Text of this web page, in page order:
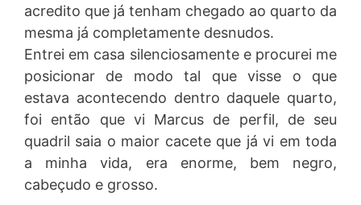
acredito que já tenham chegado ao quarto da
mesma já completamente desnudos.
Entrei em casa silenciosamente e procurei me
posicionar de modo tal que visse o que
estava acontecendo dentro daquele quarto,
foi então que vi Marcus de perfil, de seu
quadril saia o maior cacete que já vi em toda
a minha vida, era enorme, bem negro,
cabeçudo e grosso.